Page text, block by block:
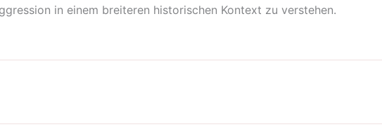
in einem breiteren historischen Kontext zu verstehen.